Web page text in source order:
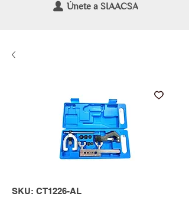
Únete a SIAACSA
SKU: CT1226-AL